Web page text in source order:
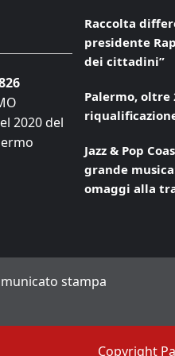
2020 del
Raccolta
presidente
dei cittadini”
Palermo,
Jazz & Pop
grande
omaggi alla
stampa
Copyright